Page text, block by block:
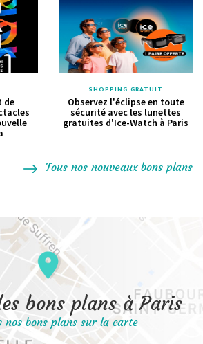
de
SHOPPING GRATUIT
Observez l'éclipse en toute
sécurité avec les lunettes
gratuites d'Ice-Watch à Paris
Tous nos nouveaux bons plans
bons plans à Paris
nos bons plans sur la carte